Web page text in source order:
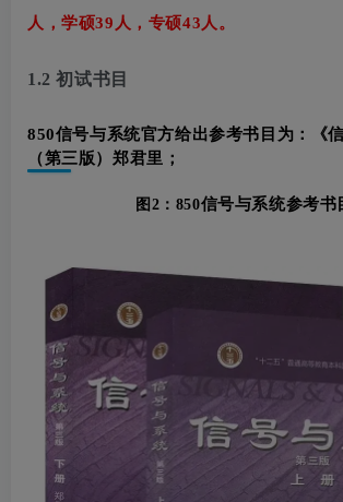
人，学硕39人，专硕43人。
1.2 初试书目
850信号与系统官方给出参考书目 为：《
（第三版）郑君里；
图2：850信号与系统参考书